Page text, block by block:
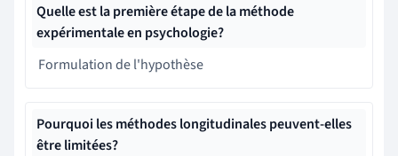
Quelle est la première étape de la méthode
expérimentale en psychologie?
Formulation de l'hypothèse
Pourquoi les méthodes longitudinales peuvent-elles
être limitées?